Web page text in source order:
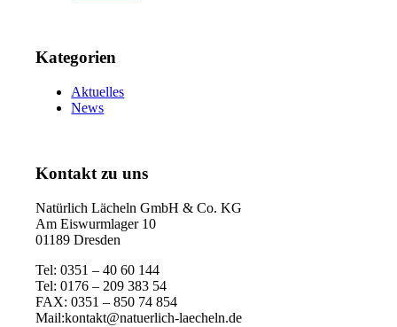
Kategorien
Aktuelles
News
Kontakt zu uns
Natürlich Lächeln GmbH & Co. KG
Am Eiswurmlager 10
01189 Dresden
Tel: 0351 – 40 60 144
Tel: 0176 – 209 383 54
FAX: 0351 – 850 74 854
Mail:kontakt@natuerlich-laecheln.de